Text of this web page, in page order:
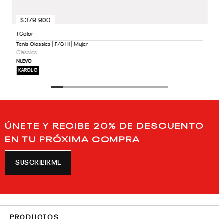
1 Color
Tenis Classics | F/S Hi | Mujer
Classics
NUEVO
KAROL G
$379.900
ÚNETE Y RECIBE 20% DE DESCUENTO
EN TU PRÓXIMA COMPRA
SUSCRIBIRME
PRODUCTOS